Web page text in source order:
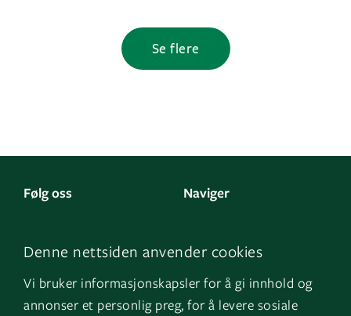
Denne nettsiden anvender cookies
Vi bruker informasjonskapsler for å gi innhold og
annonser et personlig preg, for å levere sosiale
Se flere
Følg oss
Facebook
Instagram
Naviger
Om oss
GK Sverige